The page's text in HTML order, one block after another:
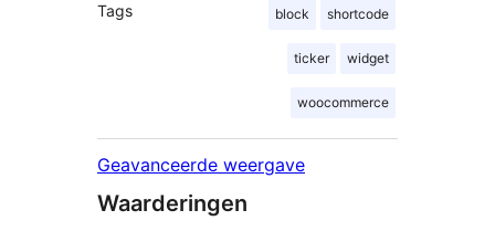
Tags block shortcode
ticker widget
woocommerce
Geavanceerde weergave
Waarderingen